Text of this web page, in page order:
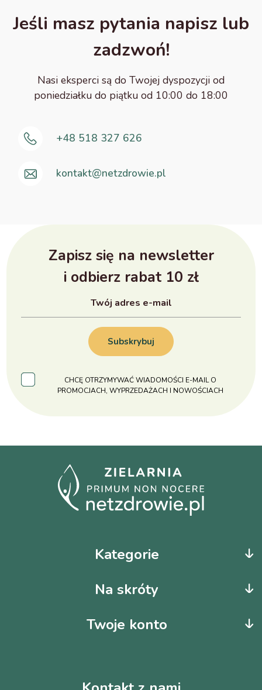
Jeśli masz pytania napisz lub
zadzwoń!
Nasi eksperci są do Twojej dyspozycji od
poniedziałku do piątku od 10:00 do 18:00
+48 518 327 626
kontakt@netzdrowie.pl
Zapisz się na newsletter
i odbierz rabat 10 zł
Subskrybuj
CHCĘ OTRZYMYWAĆ WIADOMOŚCI E-MAIL O
PROMOCJACH, WYPRZEDAŻACH I NOWOŚCIACH
Kategorie
Na skróty
Twoje konto